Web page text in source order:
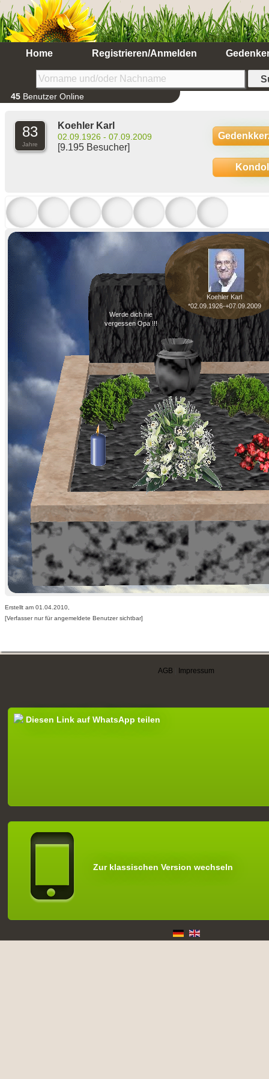
Home Registrieren/Anmelden
45 Benutzer Online
83
Jahre
Koehler Karl
02.09.1926 - 07.09.2009
[9.195 Besucher]
Koehler Karl
*02.09.1926-+07.09.2009
Werde dich nie
vergessen Opa !!!
Erstellt am 01.04.2010,
[Verfasser nur für angemeldete Benutzer sichtbar]
AGB Impressum
Diesen Link auf WhatsApp teilen
Zur klassischen Version wechseln